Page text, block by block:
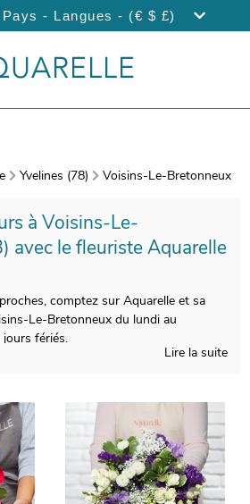
Pays - Langues - (€ $ £)
Yvelines (78) Voisins-Le-Bretonneux
à Voisins-Le-
avec le fleuriste Aquarelle
comptez sur Aquarelle et sa
Le-Bretonneux du lundi au
jours fériés.
votre composition florale.
bouquet sera pris en photo. Vous
bouquet est bien conforme,
photo est de vous la faire parvenir.
à Voisins-Le-Bretonneux.
avec un message ou une photo à
Lire la suite